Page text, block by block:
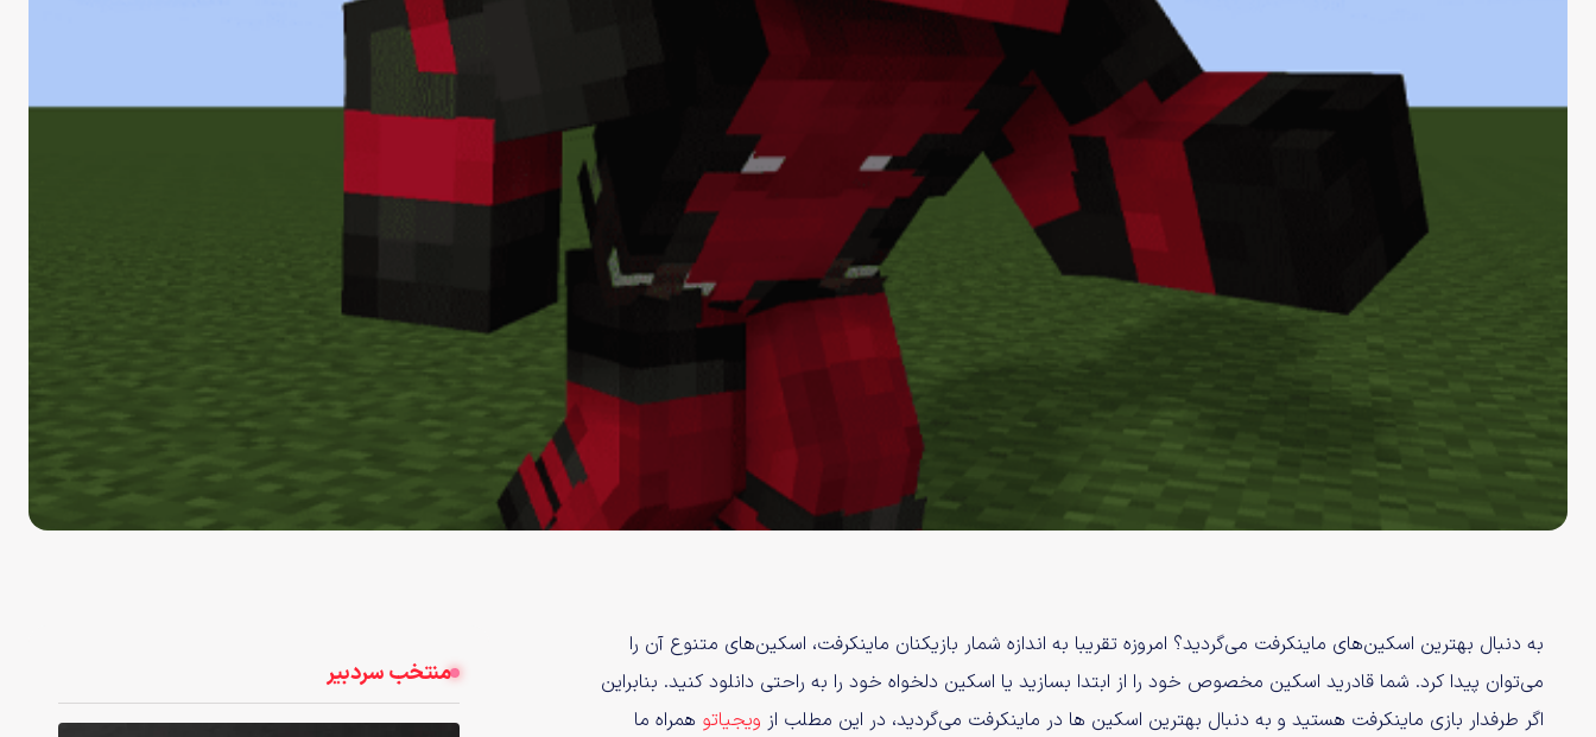
منتخب سردبیر
به دنبال بهترین اسکین‌های ماینکرفت می‌گردید؟ امروزه تقریبا به اندازه شمار بازیکنان ماینکرفت، اسکین‌های متنوع آن را
می‌توان پیدا کرد. شما قادرید اسکین مخصوص خود را از ابتدا بسازید یا اسکین دلخواه خود را به راحتی دانلود کنید. بنابراین
اگر طرفدار بازی ماینکرفت هستید و به دنبال بهترین اسکین‌ ها در ماینکرفت می‌گردید، در این مطلب از ویجیاتو همراه ما